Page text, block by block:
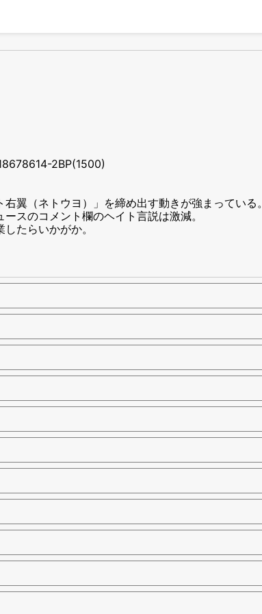
2BP(1500)
翼（ネトウヨ）」を締め出す動きが強まっている。
スのコメント欄のヘイト言説は激減。
たらいかがか。